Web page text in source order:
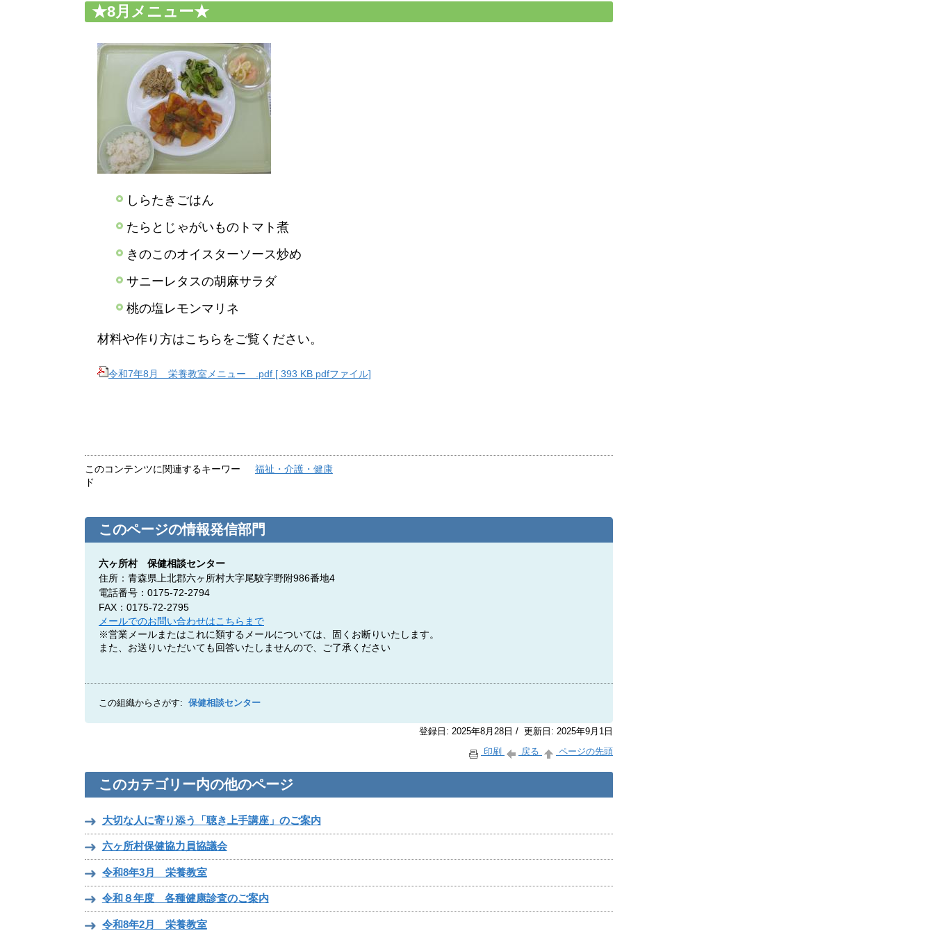
★8月メニュー★
しらたきごはん
たらとじゃがいものトマト煮
きのこのオイスターソース炒め
サニーレタスの胡麻サラダ
桃の塩レモンマリネ
材料や作り方はこちらをご覧ください。
令和7年8月 栄養教室メニュー .pdf [ 393 KB pdfファイル]
このコンテンツに関連するキーワー
ド
福祉・介護・健康
このページの情報発信部門
六ヶ所村 保健相談センター
住所：青森県上北郡六ヶ所村大字尾駮字野附986番地4
電話番号：0175-72-2794
FAX：0175-72-2795
メールでのお問い合わせはこちらまで
※営業メールまたはこれに類するメールについては、固くお断りいたします。
また、お送りいただいても回答いたしませんので、ご了承ください
この組織からさがす: 保健相談センター
登録日: 2025年8月28日 / 更新日: 2025年9月1日
印刷
戻る ページの先頭
このカテゴリー内の他のページ
大切な人に寄り添う「聴き上手講座」のご案内
六ヶ所村保健協力員協議会
令和8年3月 栄養教室
令和８年度 各種健康診査のご案内
令和8年2月 栄養教室